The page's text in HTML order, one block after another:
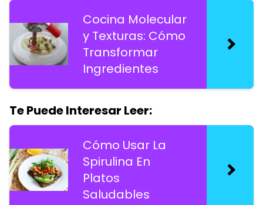
Cocina Molecular
y Texturas: Cómo
Transformar
Ingredientes
Te Puede Interesar Leer:
Cómo Usar La
Spirulina En
Platos
Saludables